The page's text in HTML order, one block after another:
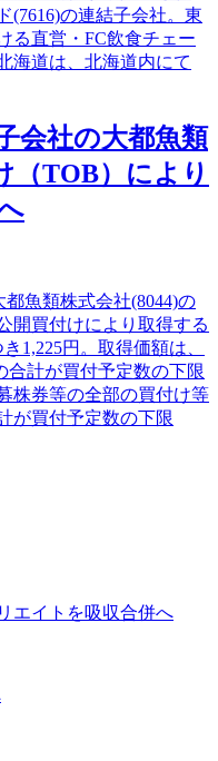
(7616)の連結子会社。東
る直営・FC飲食チェー
海道は、北海道内にて
会社の大都魚類
（TOB）により
魚類株式会社(8044)の
開買付けにより取得する
1,225円。取得価額は、
合計が買付予定数の下限
株券等の全部の買付け等
が買付予定数の下限
エイトを吸収合併へ